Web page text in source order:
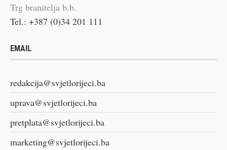
Trg branitelja b.b.
Tel.: +387 (0)34 201 111
EMAIL
redakcija@svjetlorijeci.ba
uprava@svjetlorijeci.ba
pretplata@svjetlorijeci.ba
marketing@svjetlorijeci.ba